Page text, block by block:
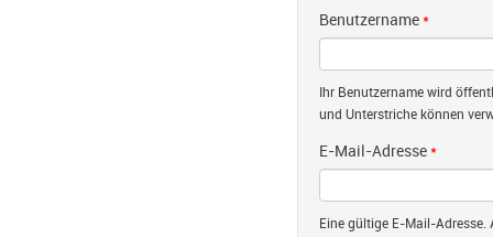
Benutzername *
Ihr Benutzername wird
und Unterstriche können
E-Mail-Adresse *
Eine gültige E-Mail-Adresse.